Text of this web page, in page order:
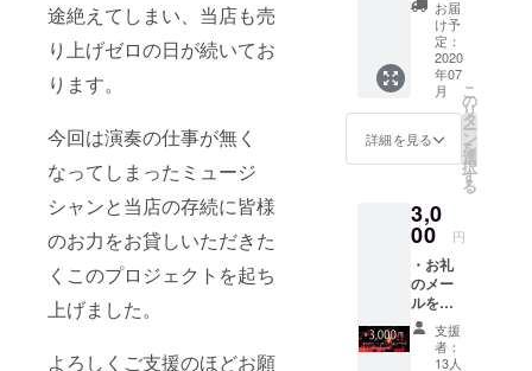
途絶えてしまい、当店も売
り上げゼロの日が続いてお
ります。
今回は演奏の仕事が無く
なってしまったミュージ
シャンと当店の存続に皆様
のお力をお貸しいただきた
くこのプロジェクトを起ち
上げました。
よろしくご支援のほどお願
阪、名古
屋、福岡な
ど他県での
ライブ活動
この年には
クレコード
会社より念
ビュー、
ファースト
アルバム
「My Life
ただき
ます。
・協力
いただ
いた皆
様の名
前をサ
ニーサ
掲載
させて
いただ
きま
す。
※実名掲
載NGな
方はイ
ニシャ
お届
け予
定：
2020
年07
月
詳細を見る
こ
の
リ
タ
ー
ン
を
選
択
す
る
3,0
00 円
・お礼
のメー
ルを心
を込め
て書い
て送ら
支援
者：
13人